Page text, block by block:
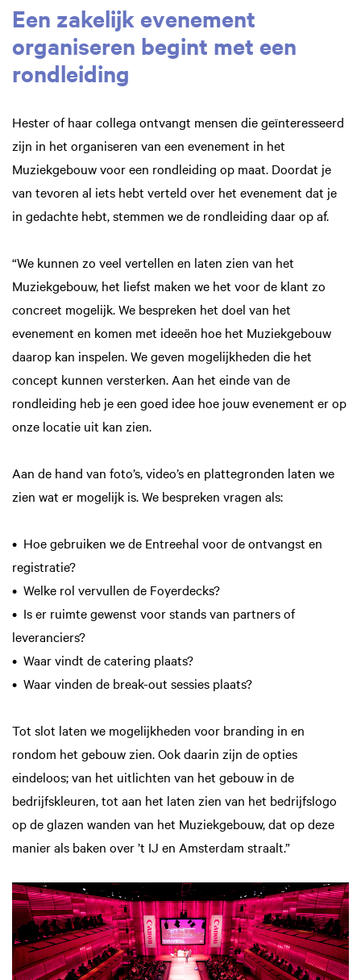
Een zakelijk evenement
organiseren begint met een
rondleiding
Hester of haar collega ontvangt mensen die geïnteresseerd
zijn in het organiseren van een evenement in het
Muziekgebouw voor een rondleiding op maat. Doordat je
van tevoren al iets hebt verteld over het evenement dat je
in gedachte hebt, stemmen we de rondleiding daar op af.
“We kunnen zo veel vertellen en laten zien van het
Muziekgebouw, het liefst maken we het voor de klant zo
concreet mogelijk. We bespreken het doel van het
evenement en komen met ideeën hoe het Muziekgebouw
daarop kan inspelen. We geven mogelijkheden die het
concept kunnen versterken. Aan het einde van de
rondleiding heb je een goed idee hoe jouw evenement er op
onze locatie uit kan zien.
Aan de hand van foto’s, video’s en plattegronden laten we
zien wat er mogelijk is. We bespreken vragen als:
• Hoe gebruiken we de Entreehal voor de ontvangst en
registratie?
• Welke rol vervullen de Foyerdecks?
• Is er ruimte gewenst voor stands van partners of
leveranciers?
• Waar vindt de catering plaats?
• Waar vinden de break-out sessies plaats?
Tot slot laten we mogelijkheden voor branding in en
rondom het gebouw zien. Ook daarin zijn de opties
eindeloos; van het uitlichten van het gebouw in de
bedrijfskleuren, tot aan het laten zien van het bedrijfslogo
op de glazen wanden van het Muziekgebouw, dat op deze
manier als baken over ’t IJ en Amsterdam straalt.”